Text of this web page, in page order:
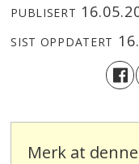
PUBLISERT
SIST OPPDATERT
Merk at